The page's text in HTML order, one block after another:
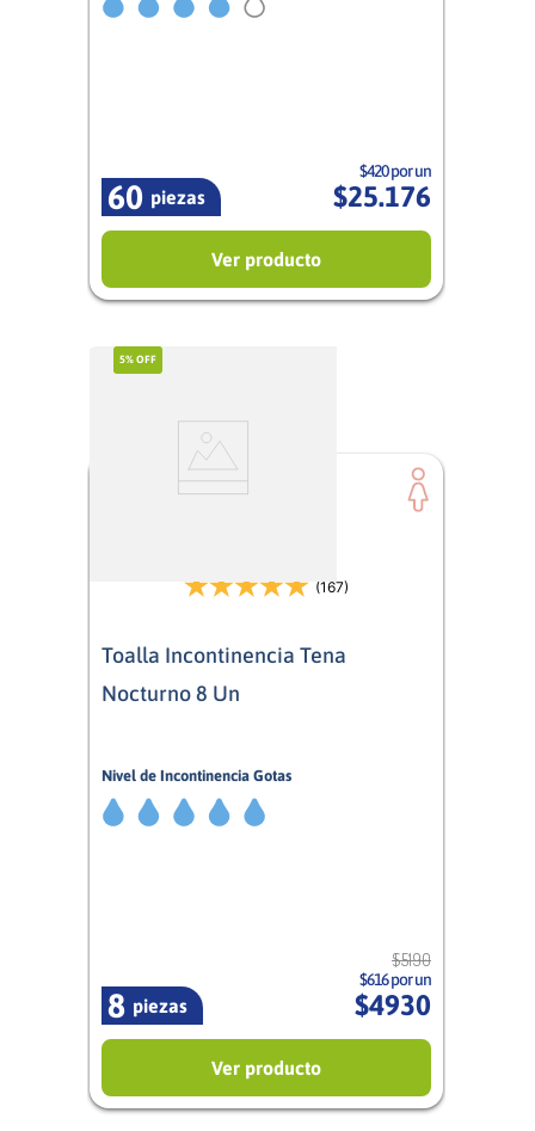
piezas
60
$420 por un
$25.176
Ver producto
5% OFF
(167)
Toalla Incontinencia Tena
Nocturno 8 Un
Nivel de Incontinencia Gotas
5/5
piezas
8
$5190
$616 por un
$4930
Ver producto